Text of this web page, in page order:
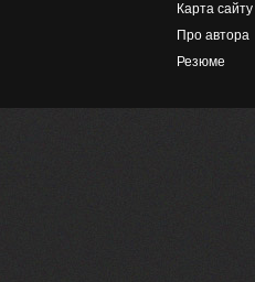
Карта сайту
Про автора
Резюме